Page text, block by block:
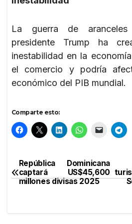
La guerra de
presidente Trump ha
inestabilidad en la
el comercio y podría
económico del PIB mundial.
Comparte esto:
Navegación
de
República Dominicana
captará US$45,600
millones divisas 2025